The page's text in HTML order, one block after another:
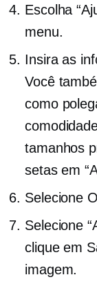
Escolha
menu.
Insira as
Você
como
tamanhos
setas em
Selecione
Selecione
clique em
imagem.